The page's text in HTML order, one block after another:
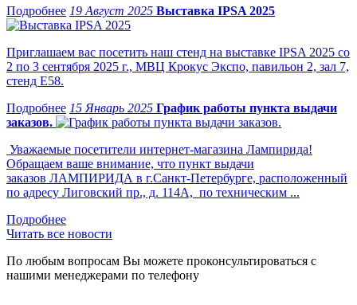
19 Август 2025 Выставка IPSA 2025
Приглашаем вас посетить наш стенд на выставке IPSA 2025 со
2 по 3 сентября 2025 г., МВЦ Крокус Экспо, павильон 2, зал 7,
стенд Е58.
15 Январь 2025 График работы пункта выдачи
заказов.
Уважаемые посетители интернет-магазина Лампирида!
Обращаем ваше внимание, что пункт выдачи
заказов ЛАМПИРИДА в г.Санкт-Петербурге, расположенный
по адресу Лиговский пр., д. 114А, по техническим ...
Читать все новости
По любым вопросам Вы можете проконсультироваться с
нашими менеджерами по телефону